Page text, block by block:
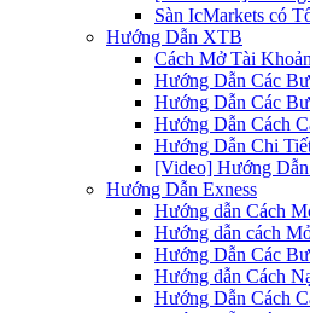
Sàn IcMarkets có
Hướng Dẫn XTB
Cách Mở Tài
Hướng Dẫn Các
Hướng Dẫn Các
Hướng Dẫn Cách
Hướng Dẫn Chi
[Video] Hướng
Hướng Dẫn Exness
Hướng dẫn Cách
Hướng dẫn cách
Hướng Dẫn Các
Hướng dẫn Cách
Hướng Dẫn Cách